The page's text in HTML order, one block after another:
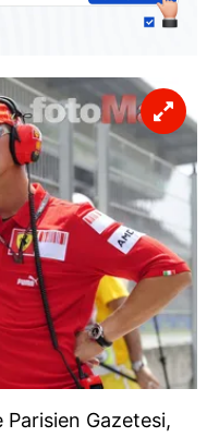
Parisien Gazetesi,